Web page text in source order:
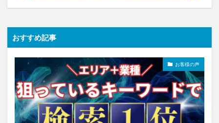
おすすめ記事
お客様の声